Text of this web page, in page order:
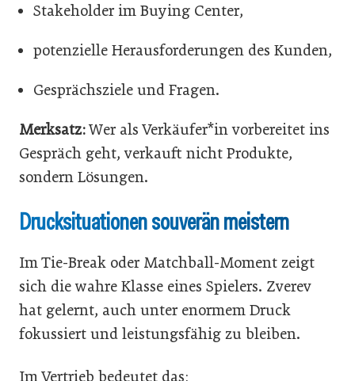
Stakeholder im Buying Center,
potenzielle Herausforderungen des Kunden,
Gesprächsziele und Fragen.
Merksatz:Wer als Verkäufer*in vorbereitet ins
Gespräch geht, verkauft nicht Produkte,
sondern Lösungen.
Drucksituationen souverän meistern
Im Tie-Break oder Matchball-Moment zeigt
sich die wahre Klasse eines Spielers. Zverev
hat gelernt, auch unter enormem Druck
fokussiert und leistungsfähig zu bleiben.
Im Vertrieb bedeutet das: